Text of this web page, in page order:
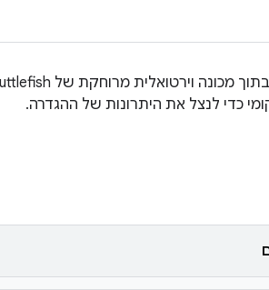
כדי לנצל את היתרונות של ההגדרה.